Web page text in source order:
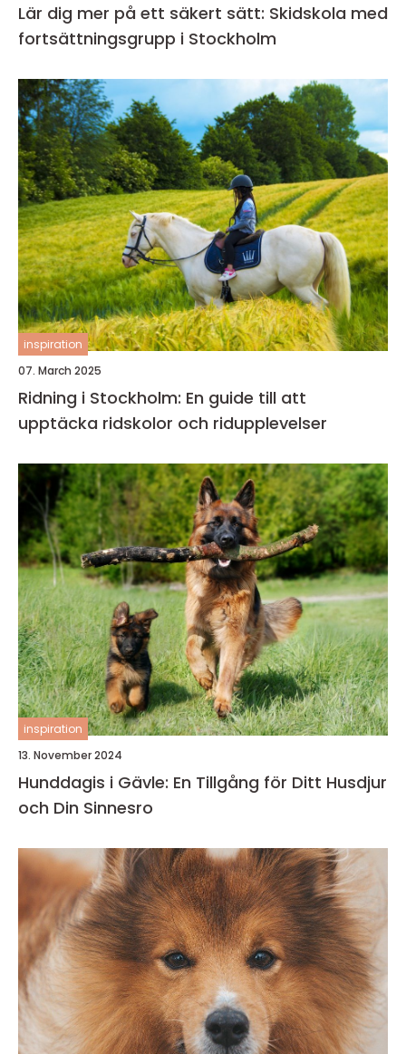
Lär dig mer på ett säkert sätt: Skidskola med
fortsättningsgrupp i Stockholm
inspiration
07. March 2025
Ridning i Stockholm: En guide till att
upptäcka ridskolor och ridupplevelser
inspiration
13. November 2024
Hunddagis i Gävle: En Tillgång för Ditt Husdjur
och Din Sinnesro